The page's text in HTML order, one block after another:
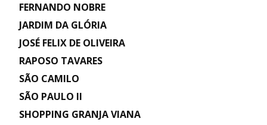
FERNANDO NOBRE
JARDIM DA GLÓRIA
JOSÉ FELIX DE OLIVEIRA
RAPOSO TAVARES
SÃO CAMILO
SÃO PAULO II
SHOPPING GRANJA VIANA